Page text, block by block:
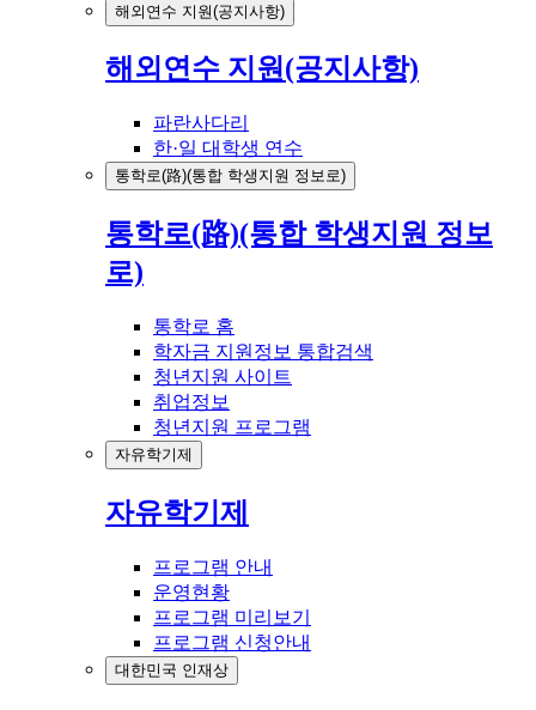
해외연수 지원(공지사항)
해외연수 지원(공지사항)
파란사다리
한·일 대학생 연수
통학로(路)(통합 학생지원 정보로)
통학로(路)(통합 학생지원 정보
로)
통학로 홈
학자금 지원정보 통합검색
청년지원 사이트
취업정보
청년지원 프로그램
자유학기제
자유학기제
프로그램 안내
운영현황
프로그램 미리보기
프로그램 신청안내
대한민국 인재상